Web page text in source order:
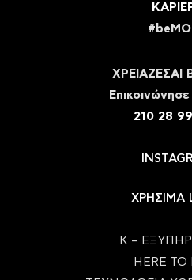
ΧΡΕΙΑΖΕΣΑΙ
210 28
ΧΡΗΣΙΜΑ
Κ –
HERE TO